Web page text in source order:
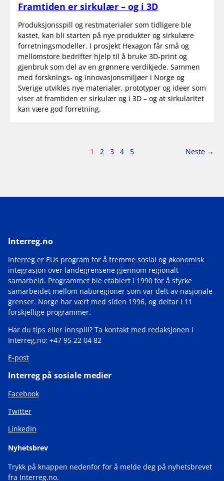
Framtiden er sirkulær – og i 3D
Produksjonsspill og restmaterialer som tidligere ble
kastet, kan bli starten på nye produkter og sirkulære
forretningsmodeller. I prosjekt Hexagon får små og
mellomstore bedrifter hjelp til å bruke 3D-print og
gjenbruk som del av en grønnere verdikjede. Sammen
med forsknings- og innovasjonsmiljøer i Norge og
Sverige utvikles nye materialer, prototyper og ideer som
viser at framtiden er sirkulær og i 3D – og at sirkularitet
kan være god forretning.
1 2 3 4 5 Neste side
→
Interreg.no
Interreg er EUs program for å fremme sosial og økonomisk
integrasjon over landegrensene gjennom regionalt
samarbeid. Programmet ble etablert i 1990 for å styrke
samarbeidet mellom naboregioner som var delt av nasjonale
grenser. Norge har vært med siden 1996, og deltar i 11
forskjellige programmer.
Har du tips eller innspill? Ta kontakt med redaksjonen i
Interreg.no: +47 95 22 04 82
E-post
Interreg på sosiale medier
Facebook
Twitter
LinkedIn
Nyhetsbrev
Trykk på knappen nedenfor for å melde deg på nyhetsbrevet
fra Interreg.no.